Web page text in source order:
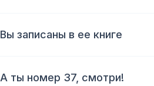
Вы записаны в ее книге
А ты номер 37, смотри!